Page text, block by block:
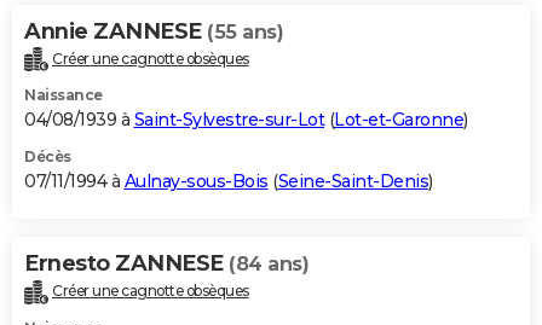
Annie ZANNESE (55 ans)
Créer une cagnotte obsèques
Naissance
04/08/1939 à Saint-Sylvestre-sur-Lot(Lot-et-Garonne)
Décès
07/11/1994 à Aulnay-sous-Bois (Seine-Saint-Denis)
Ernesto ZANNESE (84 ans)
Créer une cagnotte obsèques